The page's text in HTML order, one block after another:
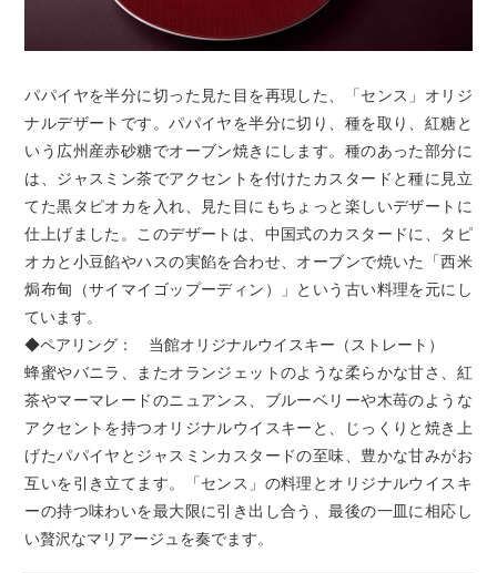
パパイヤを半分に切った見た目を再現した、「センス」オリジ
ナルデザートです。パパイヤを半分に切り、種を取り、紅糖と
いう広州産赤砂糖でオーブン焼きにします。種のあった部分に
は、ジャスミン茶でアクセントを付けたカスタードと種に見立
てた黒タピオカを入れ、見た目にもちょっと楽しいデザートに
仕上げました。このデザートは、中国式のカスタードに、タピ
オカと小豆餡やハスの実餡を合わせ、オーブンで焼いた「西米
焗布甸（サイマイゴップーディン）」という古い料理を元にし
ています。
◆ペアリング： 当館オリジナルウイスキー（ストレート）
蜂蜜やバニラ、またオランジェットのような柔らかな甘さ、紅
茶やマーマレードのニュアンス、ブルーベリーや木苺のような
アクセントを持つオリジナルウイスキーと、じっくりと焼き上
げたパパイヤとジャスミンカスタードの至味、豊かな甘みがお
互いを引き立てます。「センス」の料理とオリジナルウイスキ
ーの持つ味わいを最大限に引き出し合う、最後の一皿に相応し
い贅沢なマリアージュを奏でます。